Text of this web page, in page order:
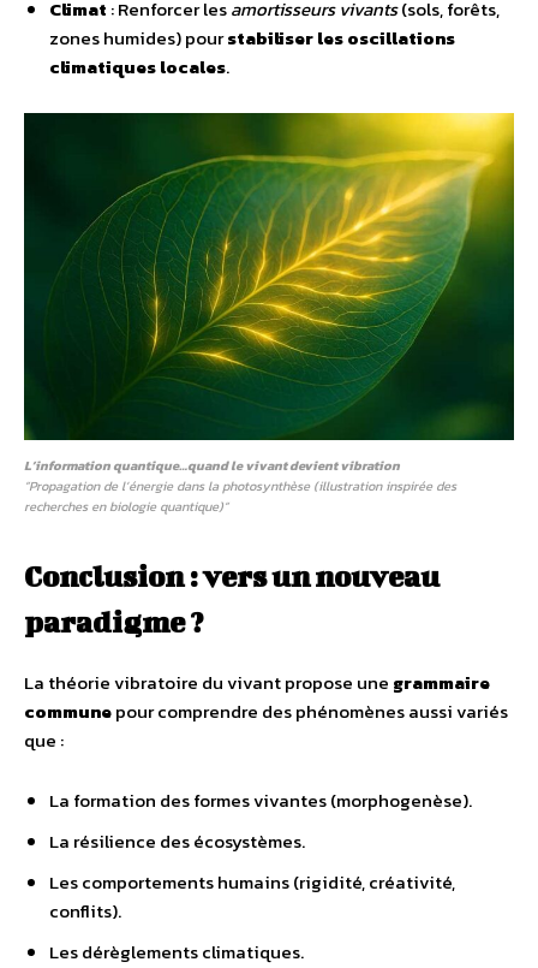
Climat : Renforcer lesamortisseurs vivants(sols, forêts,
zones humides) pourstabiliser lesoscillations
climatiques locales.
L’information quantique…quand le vivant devient vibration
”Propagation de l’énergie dans la photosynthèse (illustration inspirée des
recherches en biologie quantique)”
Conclusion : vers un nouveau
paradigme ?
La théorie vibratoire du vivant propose une grammaire
communepour comprendre des phénomènes aussi variés
que :
La formation des formes vivantes (morphogenèse).
La résilience des écosystèmes.
Les comportements humains (rigidité, créativité,
conflits).
Les dérèglements climatiques.